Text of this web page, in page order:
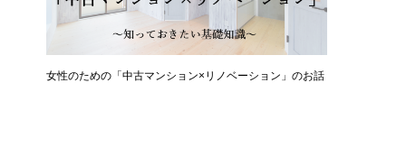
女性のための「中古マンション×リノベーション」のお話